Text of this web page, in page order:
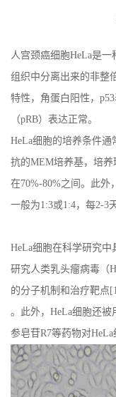
人宫颈癌细胞HeLa是一
组织中分离出来的非整
特性，角蛋白阳性， p53
（pRB）表达正常。
HeLa细胞的培养条件通
抗的MEM培养基，培养
在70%-80%之间。此外，
一般为1:3或1:4，每2-3
HeLa细胞在科学研究中
研究人类乳头瘤病毒（
的分子机制和治疗靶点
。此外， HeLa细胞还被
参皂苷R7等药物对HeLa